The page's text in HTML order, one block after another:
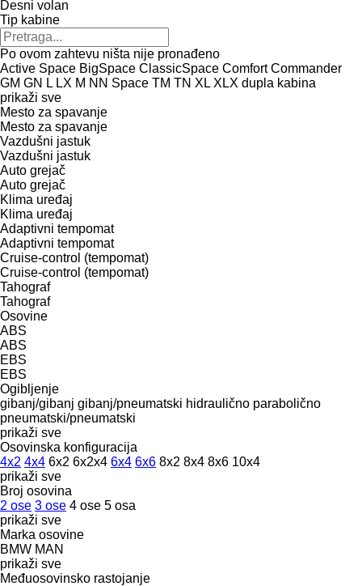
Desni volan
Tip kabine
Po ovom zahtevu ništa nije pronađeno
Active Space BigSpace ClassicSpace Comfort Commander
GM GN L LX M NN Space TM TN XL XLX dupla kabina
prikaži sve
Mesto za spavanje
Mesto za spavanje
Vazdušni jastuk
Vazdušni jastuk
Auto grejač
Auto grejač
Klima uređaj
Klima uređaj
Adaptivni tempomat
Adaptivni tempomat
Cruise-control (tempomat)
Cruise-control (tempomat)
Tahograf
Tahograf
Osovine
ABS
ABS
EBS
EBS
Ogibljenje
gibanj/gibanj gibanj/pneumatski hidraulično parabolično
pneumatski/pneumatski
prikaži sve
Osovinska konfiguracija
4x2 4x4 6x2 6x2x4 6x4 6x6 8x2 8x4 8x6 10x4
prikaži sve
Broj osovina
2 ose 3 ose 4 ose 5 osa
prikaži sve
Marka osovine
BMW MAN
prikaži sve
Međuosovinsko rastojanje